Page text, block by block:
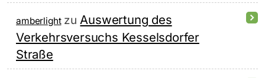
amberlightzu Auswertung des
Verkehrsversuchs Kesselsdorfer
Straße